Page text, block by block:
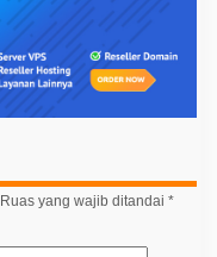
Ruas yang wajib ditandai *